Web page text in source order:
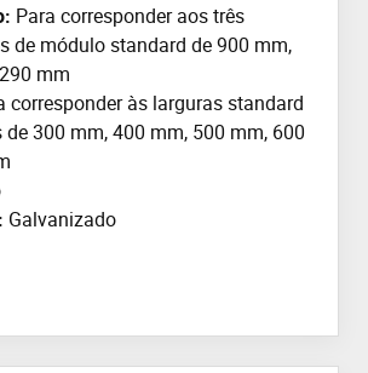
Para corresponder aos três
de módulo standard de 900 mm,
mm
corresponder às larguras standard
300 mm, 400 mm, 500 mm, 600
Galvanizado